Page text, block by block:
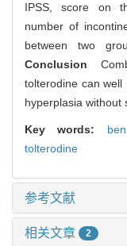
IPSS, score on
number of
between two
Conclusion
tolterodine can well
hyperplasia without
Key words:
tolterodine
参考文献
相关文章 2